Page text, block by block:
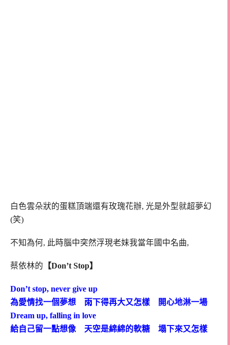
白色雲朵狀的蛋糕頂端還有玫瑰花辦, 光是外型就超夢幻
(笑)
不知為何, 此時腦中突然浮現老妹我當年國中名曲,
蔡依林的 【Don’t Stop】
Don’t stop, never give up
為愛情找一個夢想 雨下得再大又怎樣 開心地淋一場
Dream up, falling in love
給自己留一點想像 天空是綿綿的軟糖 塌下來又怎樣